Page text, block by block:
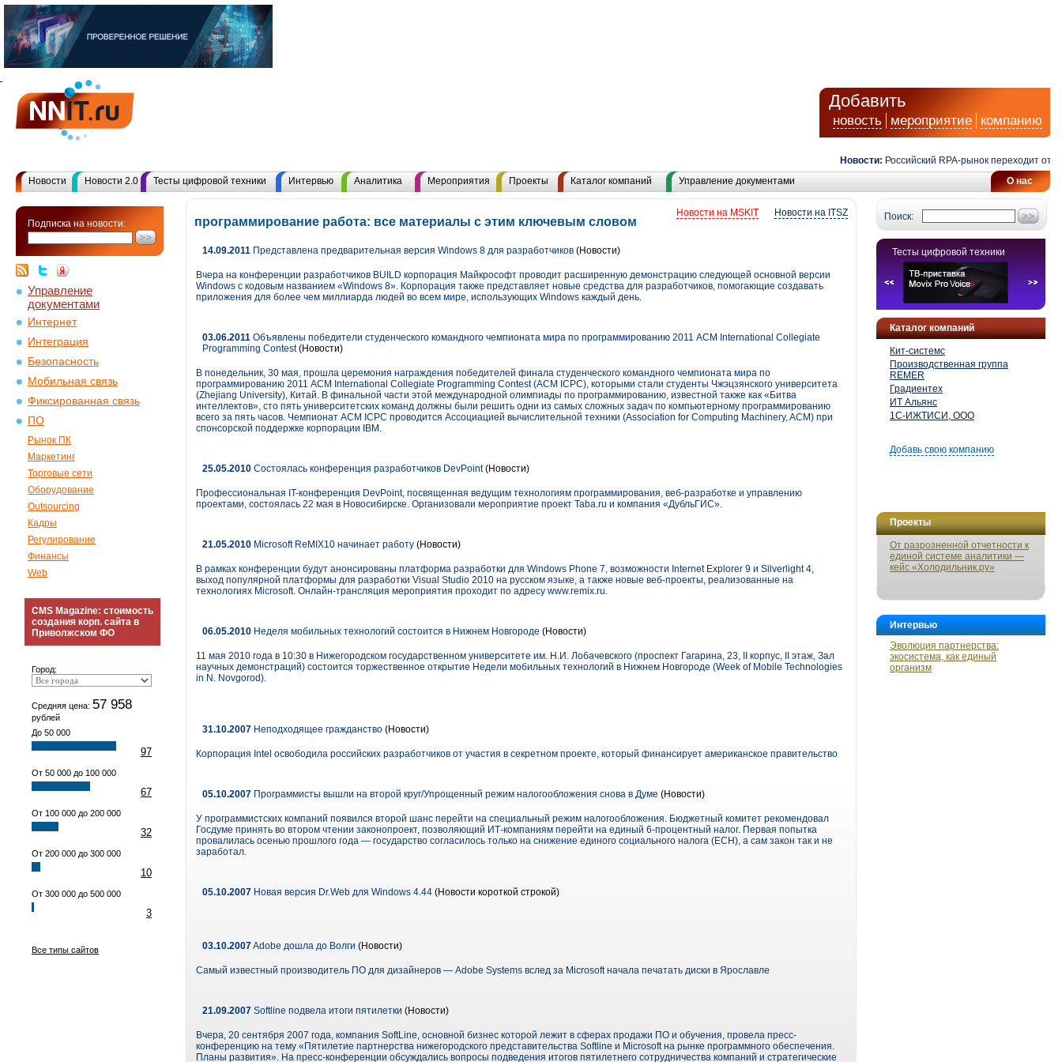
Добавить
новость мероприятие компанию
Новости: Российский RPA-рынок переходит от
О нас
Новости Новости 2.0 Тесты цифровой техники Интервью Аналитика Мероприятия Проекты Каталог компаний Управление документами
Подписка на новости:
Управление
документами
Интернет
Интеграция
Безопасность
Мобильная связь
Фиксированная связь
ПО
Рынок ПК
Маркетинг
Торговые сети
Оборудование
Outsourcing
Кадры
Регулирование
Финансы
Web
CMS Magazine: стоимость
создания корп. сайта в
Приволжском ФО
Город:
Средняя цена: 57 958
рублей
До 50 000
97
От 50 000 до 100 000
67
От 100 000 до 200 000
32
От 200 000 до 300 000
10
От 300 000 до 500 000
3
Все типы сайтов
Поиск:
Тесты цифровой техники
Каталог компаний
Кит-системс
Производственная группа
REMER
Градиентех
ИТ Альянс
1С-ИЖТИСИ, ООО
Добавь свою компанию
Проекты
От разрозненной отчетности к
единой системе аналитики —
кейс «Холодильник.ру»
Интервью
Эволюция партнерства:
экосистема, как единый
организм
Новости на ITSZ
Новости на MSKIT
программирование работа: все материалы с этим ключевым словом
14.09.2011 Представлена предварительная версия Windows 8 для разработчиков (Новости)
Вчера на конференции разработчиков BUILD корпорация Майкрософт проводит расширенную демонстрацию следующей основной версии
Windows с кодовым названием «Windows 8». Корпорация также представляет новые средства для разработчиков, помогающие создавать
приложения для более чем миллиарда людей во всем мире, использующих Windows каждый день.
03.06.2011 Объявлены победители студенческого командного чемпионата мира по программированию 2011 АСМ International Collegiate
Programming Contest(Новости)
В понедельник, 30 мая, прошла церемония награждения победителей финала студенческого командного чемпионата мира по
программированию 2011 АСМ International Collegiate Programming Contest (ACM ICPC), которыми стали студенты Чжэцзянского университета
(Zhejiang University), Китай. В финальной части этой международной олимпиады по программированию, известной также как «Битва
интеллектов», сто пять университетских команд должны были решить одни из самых сложных задач по компьютерному программированию
всего за пять часов. Чемпионат ACM ICPC проводится Ассоциацией вычислительной техники (Association for Computing Machinery, ACM) при
спонсорской поддержке корпорации IBM.
25.05.2010 Состоялась конференция разработчиков DevPoint(Новости)
Профессиональная IT-конференция DevPoint, посвященная ведущим технологиям программирования, веб-разработке и управлению
проектами, состоялась 22 мая в Новосибирске. Организовали мероприятие проект Taba.ru и компания «ДубльГИС».
21.05.2010 Microsoft ReMIX10 начинает работу (Новости)
В рамках конференции будут анонсированы платформа разработки для Windows Phone 7, возможности Internet Explorer 9 и Silverlight 4,
выход популярной платформы для разработки Visual Studio 2010 на русском языке, а также новые веб-проекты, реализованные на
технологиях Microsoft. Онлайн-трансляция мероприятия проходит по адресу www.remix.ru.
06.05.2010 Неделя мобильных технологий состоится в Нижнем Новгороде (Новости)
11 мая 2010 года в 10:30 в Нижегородском государственном университете им. Н.И. Лобачевского (проспект Гагарина, 23, II корпус, II этаж, Зал
научных демонстраций) состоится торжественное открытие Недели мобильных технологий в Нижнем Новгороде (Week of Mobile Technologies
in N. Novgorod).
31.10.2007 Неподходящее гражданство (Новости)
Корпорация Intel освободила российских разработчиков от участия в секретном проекте, который финансирует американское правительство
05.10.2007 Программисты вышли на второй круг/Упрощенный режим налогообложения снова в Думе (Новости)
У программистских компаний появился второй шанс перейти на специальный режим налогообложения. Бюджетный комитет рекомендовал
Госдуме принять во втором чтении законопроект, позволяющий ИТ-компаниям перейти на единый 6-процентный налог. Первая попытка
провалилась осенью прошлого года — государство согласилось только на снижение единого социального налога (ЕСН), а сам закон так и не
заработал.
05.10.2007 Новая версия Dr.Web для Windows 4.44 (Новости короткой строкой)
03.10.2007Adobe дошла до Волги (Новости)
Самый известный производитель ПО для дизайнеров — Adobe Systems вслед за Microsoft начала печатать диски в Ярославле
21.09.2007 Softline подвела итоги пятилетки (Новости)
Вчера, 20 сентября 2007 года, компания SoftLine, основной бизнес которой лежит в сферах продажи ПО и обучения, провела пресс-
конференцию на тему «Пятилетие партнерства нижегородского представительства Softline и Microsoft на рынке программного обеспечения.
Планы развития». На пресс-конференции обсуждались вопросы подведения итогов пятилетнего сотрудничества компаний и стратегические